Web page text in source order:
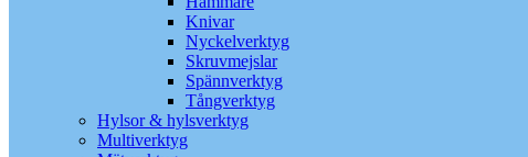
Knivar
Nyckelverktyg
Skruvmejslar
Spännverktyg
Tångverktyg
Hylsor & hylsverktyg
Multiverktyg